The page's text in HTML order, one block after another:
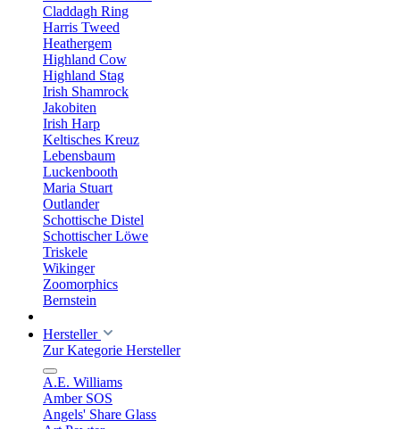
Claddagh Ring
Harris Tweed
Heathergem
Highland Cow
Highland Stag
Irish Shamrock
Jakobiten
Irish Harp
Keltisches Kreuz
Lebensbaum
Luckenbooth
Maria Stuart
Outlander
Schottische Distel
Schottischer Löwe
Triskele
Wikinger
Zoomorphics
Bernstein
Hersteller
Zur Kategorie Hersteller
A.E. Williams
Amber SOS
Angels' Share Glass